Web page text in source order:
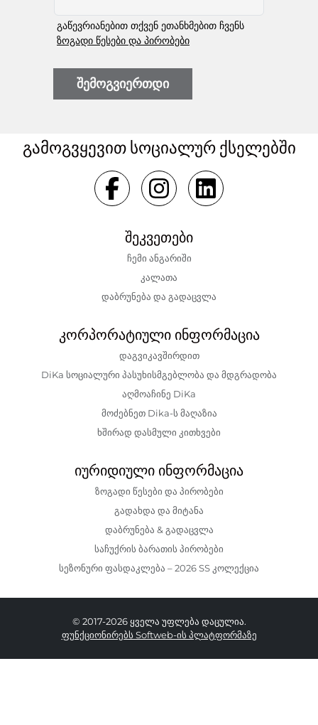
გაწევრიანებით თქვენ ეთანხმებით ჩვენს
ზოგადი წესები და პირობები
შემოგვიერთდი
გამოგვყევით სოციალურ ქსელებში
შეკვეთები
ჩემი ანგარიში
კალათა
დაბრუნება და გადაცვლა
კორპორატიული ინფორმაცია
დაგვიკავშირდით
DiKa სოციალური პასუხისმგებლობა და მდგრადობა
აღმოაჩინე DiKa
მოძებნეთ Dika-ს მაღაზია
ხშირად დასმული კითხვები
იურიდიული ინფორმაცია
ზოგადი წესები და პირობები
გადახდა და მიტანა
დაბრუნება & გადაცვლა
საჩუქრის ბარათის პირობები
სეზონური ფასდაკლება – 2026 SS კოლექცია
© 2017-2026 ყველა უფლება დაცულია.
ფუნქციონირებს Softweb-ის პლატფორმაზე